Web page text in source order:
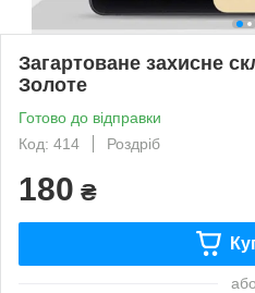
Загартоване захисне
Золоте
Готово до відправки
Код: 414
Роздріб
180 ₴
або